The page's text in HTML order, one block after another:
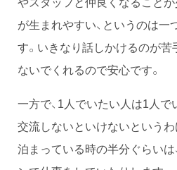
が生まれやすい、というのは一
す。いきなり話しかけるのが
ないでくれるので安心です。
一方で、1人でいたい人は1人で
交流しないといけないという
泊まっている時の半分ぐらいは